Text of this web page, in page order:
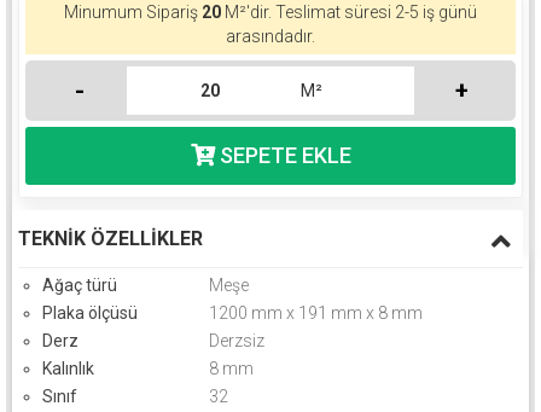
Minumum Sipariş 20 M²'dir. Teslimat süresi 2-5 iş günü
arasındadır.
- M² +
TEKNIK ÖZELLIKLER
Ağaç türü
Meşe
Plaka ölçüsü
1200 mm x 191 mm x 8 mm
Derz
Derzsiz
Kalınlık
8 mm
Sınıf
32